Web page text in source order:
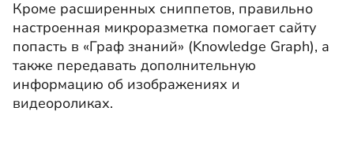
Кроме расширенных сниппетов, правильно
настроенная микроразметка помогает сайту
попасть в «Граф знаний» (Knowledge Graph), а
также передавать дополнительную
информацию об изображениях и
видеороликах.